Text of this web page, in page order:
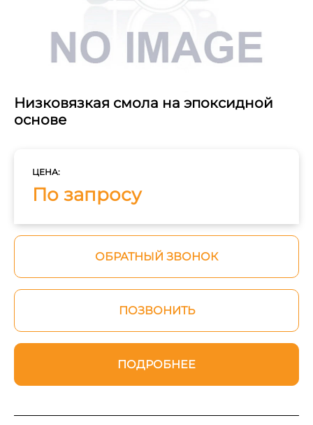
Низковязкая смола на эпоксидной
основе
ЦЕНА:
По запросу
ОБРАТНЫЙ ЗВОНОК
ПОЗВОНИТЬ
ПОДРОБНЕЕ